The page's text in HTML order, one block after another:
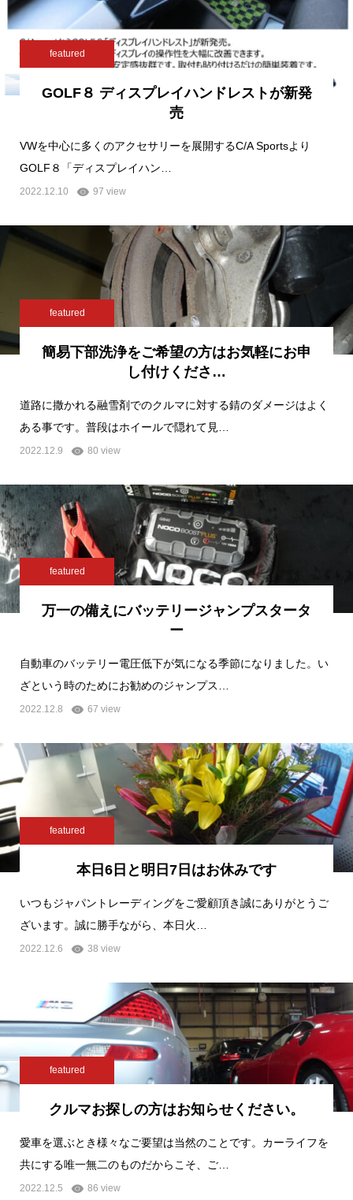
featured
GOLF８ ディスプレイハンドレストが新発
売
VWを中心に多くのアクセサリーを展開するC/A Sportsより
GOLF８「ディスプレイハン…
2022.12.10 97 view
featured
簡易下部洗浄をご希望の方はお気軽にお申
し付けくださ…
道路に撒かれる融雪剤でのクルマに対する錆のダメージはよく
ある事です。普段はホイールで隠れて見…
2022.12.9 80 view
featured
万一の備えにバッテリージャンプスタータ
ー
自動車のバッテリー電圧低下が気になる季節になりました。い
ざという時のためにお勧めのジャンプス…
2022.12.8 67 view
featured
本日6日と明日7日はお休みです
いつもジャパントレーディングをご愛顧頂き誠にありがとうご
ざいます。誠に勝手ながら、本日火…
2022.12.6 38 view
featured
クルマお探しの方はお知らせください。
愛車を選ぶとき様々なご要望は当然のことです。カーライフを
共にする唯一無二のものだからこそ、ご…
2022.12.5 86 view